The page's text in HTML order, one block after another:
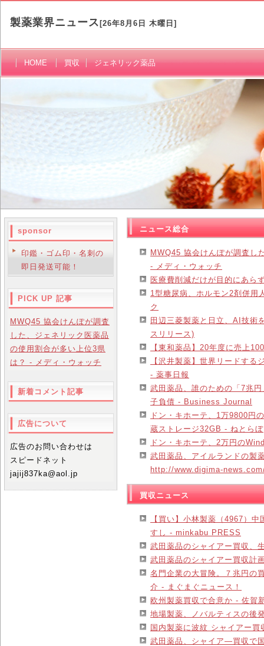
製薬業界ニュース [26年8月6日 木曜日]
HOME 買収 ジェネリック薬品
ニュース総合
MWQ45 協会けんぽが調査し
- メディ・ウォッチ
医療費削減だけが目的にあら
1型糖尿病、ホルモン2剤併用
ク
田辺三菱製薬と日立、AI技術
スリリース)
【東和薬品】20年度に売上
【沢井製薬】世界リードする
- 薬事日報
武田薬品、誰のための「7兆
子負債 - Business Journal
ドン・キホーテ、1万9800円
蔵ストレージ32GB - ねとらぼ
ドン・キホーテ、2万円の
武田薬品、アイルランドの製
http://www.digima-
買収ニュース
【買い】小林製薬（4967）
すし - minkabu PRESS
武田薬品のシャイアー買収、
武田薬品のシャイアー買収計
名門企業の大冒険。７兆円の
介 - まぐまぐニュース！
欧州製薬買収で合意か - 佐賀
地場製薬、ノバルティスの後
国内製薬に波紋 シャイアー買
武田薬品、シャイア―買収で
sponsor
印鑑・ゴム印・名刺の
即日発送可能！
PICK UP 記事
MWQ45 協会けんぽが調査
した、ジェネリック医薬品
の使用割合が多い上位3県
は？ - メディ・ウォッチ
新着コメント記事
広告について
広告のお問い合わせは
スピードネット
jajij837ka@aol.jp